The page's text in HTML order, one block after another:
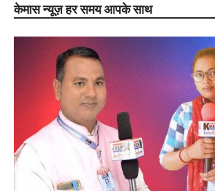
केमास न्यूज़ हर समय आपके साथ